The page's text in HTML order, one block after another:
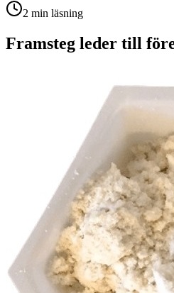
2 min läsning
Framsteg leder till